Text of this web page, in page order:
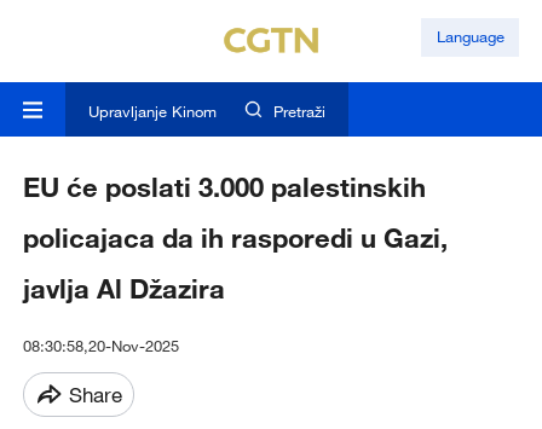
Language
Upravljanje Kinom Pretraži
EU će poslati 3.000 palestinskih
policajaca da ih rasporedi u Gazi,
javlja Al Džazira
08:30:58,20-Nov-2025
Share